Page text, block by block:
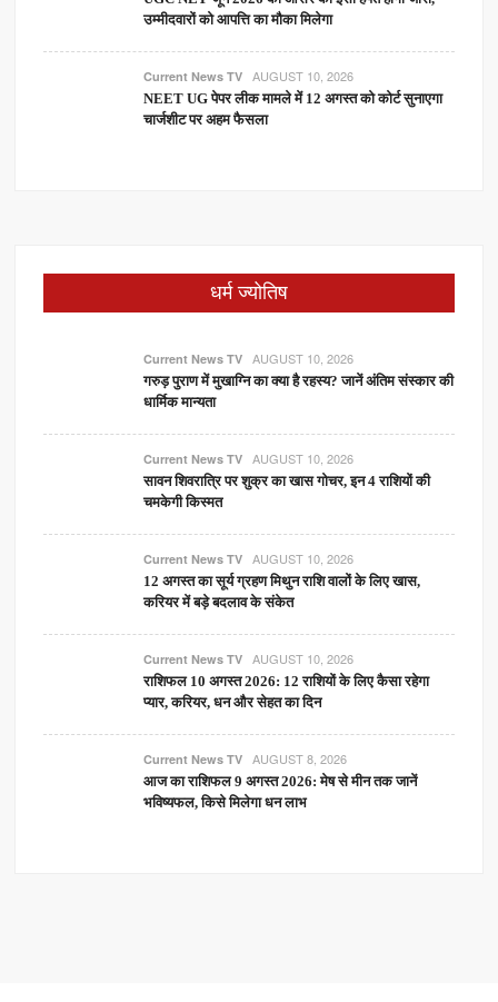
उम्मीदवारों को आपत्ति का मौका मिलेगा
Current News TV AUGUST 10, 2026
NEET UG पेपर लीक मामले में 12 अगस्त को कोर्ट सुनाएगा
चार्जशीट पर अहम फैसला
धर्म ज्योतिष
Current News TV AUGUST 10, 2026
गरुड़ पुराण में मुखाग्नि का क्या है रहस्य? जानें अंतिम संस्कार की
धार्मिक मान्यता
Current News TV AUGUST 10, 2026
सावन शिवरात्रि पर शुक्र का खास गोचर, इन 4 राशियों की
चमकेगी किस्मत
Current News TV AUGUST 10, 2026
12 अगस्त का सूर्य ग्रहण मिथुन राशि वालों के लिए खास,
करियर में बड़े बदलाव के संकेत
Current News TV AUGUST 10, 2026
राशिफल 10 अगस्त 2026: 12 राशियों के लिए कैसा रहेगा
प्यार, करियर, धन और सेहत का दिन
Current News TV AUGUST 8, 2026
आज का राशिफल 9 अगस्त 2026: मेष से मीन तक जानें
भविष्यफल, किसे मिलेगा धन लाभ